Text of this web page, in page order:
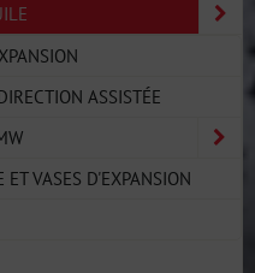
ASSISTÉE
VASES D'EXPANSION